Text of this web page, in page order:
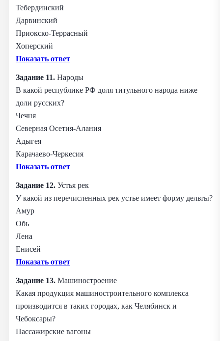
Тебердинский
Дарвинский
Приокско-Террасный
Хоперский
Показать ответ
Задание 11. Народы
В какой республике РФ доля титульного народа ниже
доли русских?
Чечня
Северная Осетия-Алания
Адыгея
Карачаево-Черкесия
Показать ответ
Задание 12. Устья рек
У какой из перечисленных рек устье имеет форму дельты?
Амур
Обь
Лена
Енисей
Показать ответ
Задание 13. Машиностроение
Какая продукция машиностроительного комплекса
производится в таких городах, как Челябинск и
Чебоксары?
Пассажирские вагоны